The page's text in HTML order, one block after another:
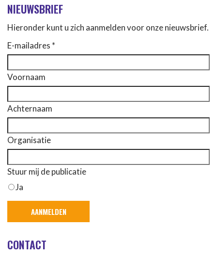
NIEUWSBRIEF
Hieronder kunt u zich aanmelden voor onze nieuwsbrief.
E-mailadres *
Voornaam
Achternaam
Organisatie
Stuur mij de publicatie
Ja
CONTACT